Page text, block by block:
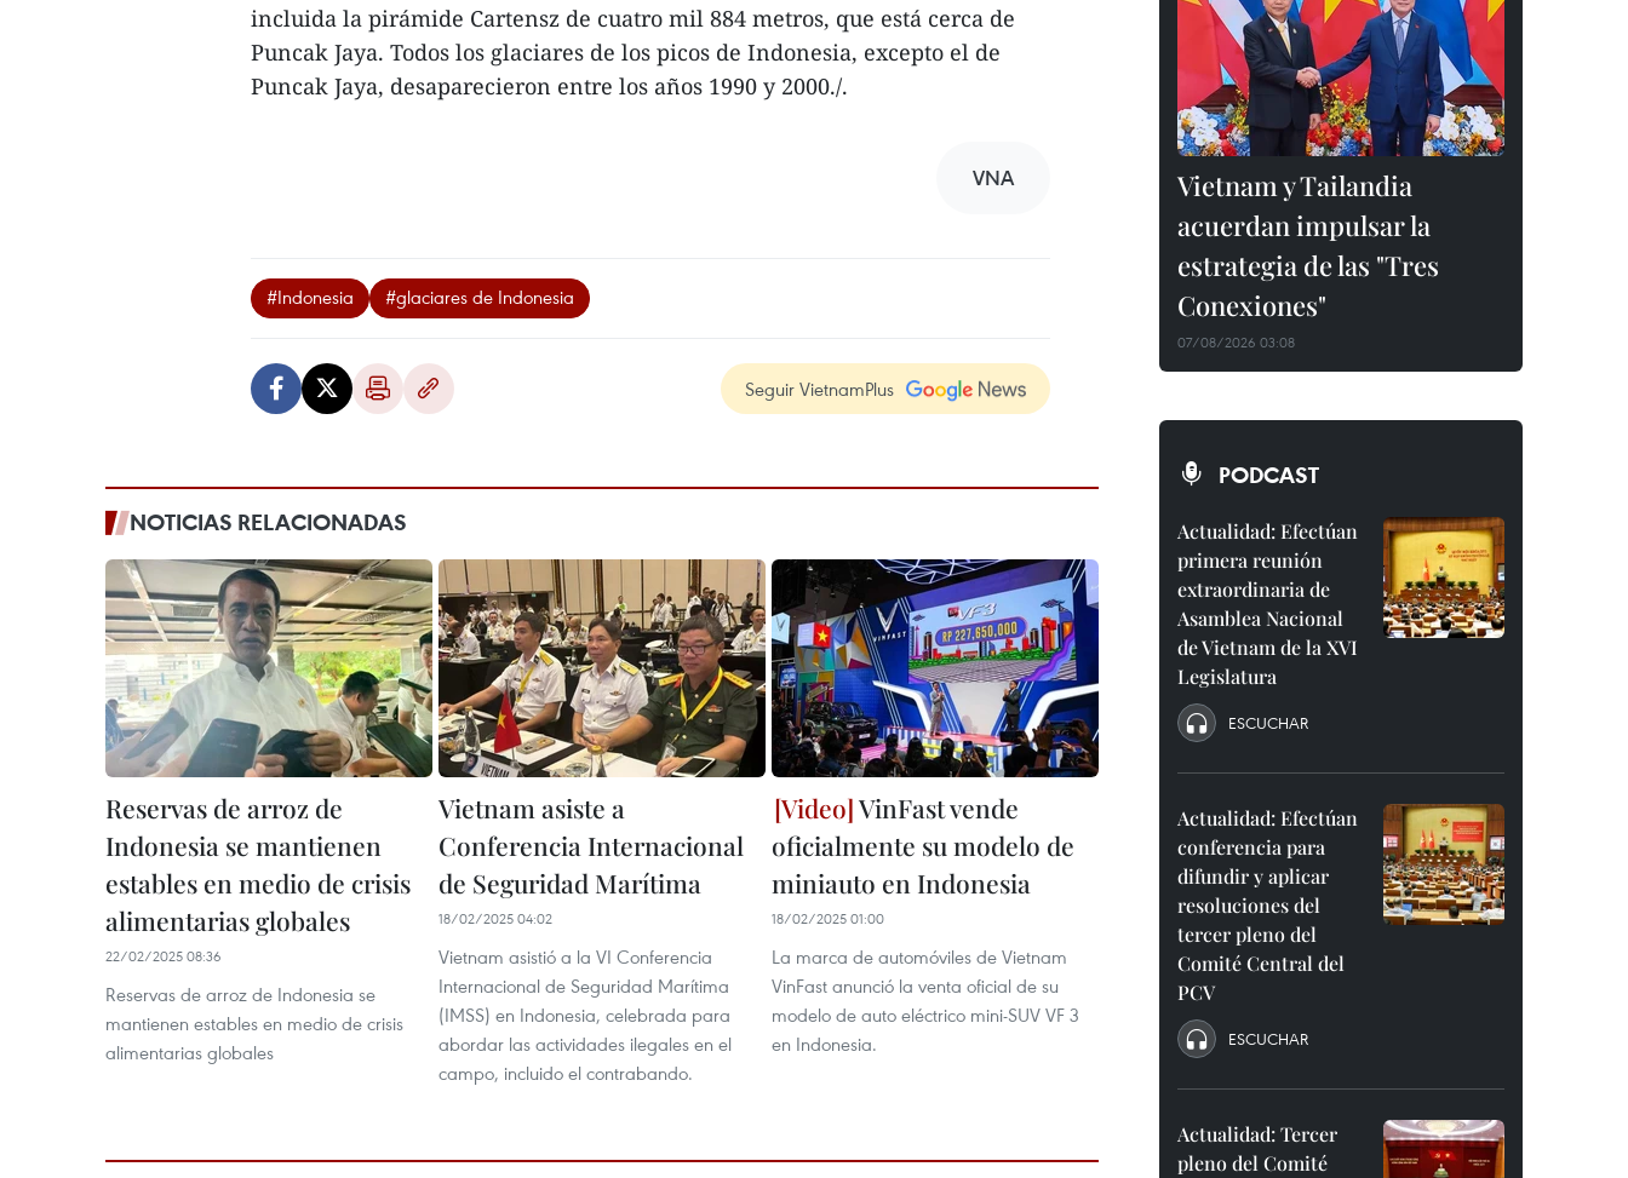
incluida la pirámide Cartensz de cuatro mil 884 metros, que está cerca de
Puncak Jaya. Todos los glaciares de los picos de Indonesia, excepto el de
Puncak Jaya, desaparecieron entre los años 1990 y 2000./.
VNA
#Indonesia #glaciares de Indonesia
Seguir VietnamPlus
NOTICIAS RELACIONADAS
Reservas de arroz de
Indonesia se mantienen
estables en medio de crisis
alimentarias globales
22/02/2025 08:36
Reservas de arroz de Indonesia se
mantienen estables en medio de crisis
alimentarias globales
Vietnam asiste a
Conferencia Internacional
de Seguridad Marítima
18/02/2025 04:02
Vietnam asistió a la VI Conferencia
Internacional de Seguridad Marítima
(IMSS) en Indonesia, celebrada para
abordar las actividades ilegales en el
campo, incluido el contrabando.
VinFast vende
oficialmente su modelo de
miniauto en Indonesia
18/02/2025 01:00
La marca de automóviles de Vietnam
VinFast anunció la venta oficial de su
modelo de auto eléctrico mini-SUV VF 3
en Indonesia.
Vietnam y Tailandia
acuerdan impulsar la
estrategia de las "Tres
Conexiones"
07/08/2026 03:08
PODCAST
Actualidad: Efectúan
primera reunión
extraordinaria de
Asamblea Nacional
de Vietnam de la XVI
Legislatura
ESCUCHAR
Actualidad: Efectúan
conferencia para
difundir y aplicar
resoluciones del
tercer pleno del
Comité Central del
PCV
ESCUCHAR
Actualidad: Tercer
pleno del Comité